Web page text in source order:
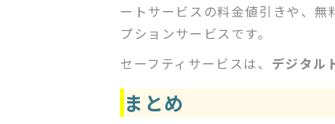
ートサービスの料金値引きや、
プションサービスです。
セーフティサービスは、 デジタル
まとめ